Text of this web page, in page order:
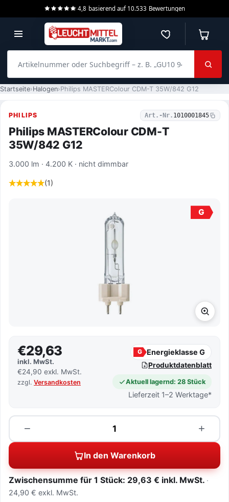
4,8 basierend auf 10.533 Bewertungen
Merkzettel
Startseite Halogen Philips MASTERColour CDM-T 35W/842 G12
PHILIPS Art.-Nr. 1010001845
Philips MASTERColour CDM-T
35W/842 G12
3.000 lm · 4.200 K · nicht dimmbar
(1)
G
€29,63
inkl. MwSt.
€24,90 exkl. MwSt.
zzgl. Versandkosten
G Energieklasse G
Produktdatenblatt
Aktuell lagernd: 28 Stück
Lieferzeit 1–2 Werktage*
−
Menge +
In den Warenkorb
Zwischensumme für 1 Stück: 29,63 € inkl. MwSt.
24,90 € exkl. MwSt.